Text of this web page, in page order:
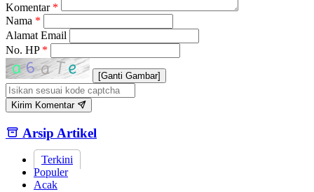
Komentar *
Nama *
Alamat Email
No. HP *
[Ganti Gambar]
Kirim Komentar
Arsip Artikel
Terkini
Populer
Acak